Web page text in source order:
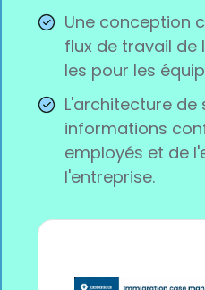
Une conception
flux de travail de
les pour les
L'architecture
informations
employés et de
l'entreprise.